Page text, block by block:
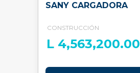
SANY CARGADORA
CONSTRUCCIÓN
L 4,563,200.00